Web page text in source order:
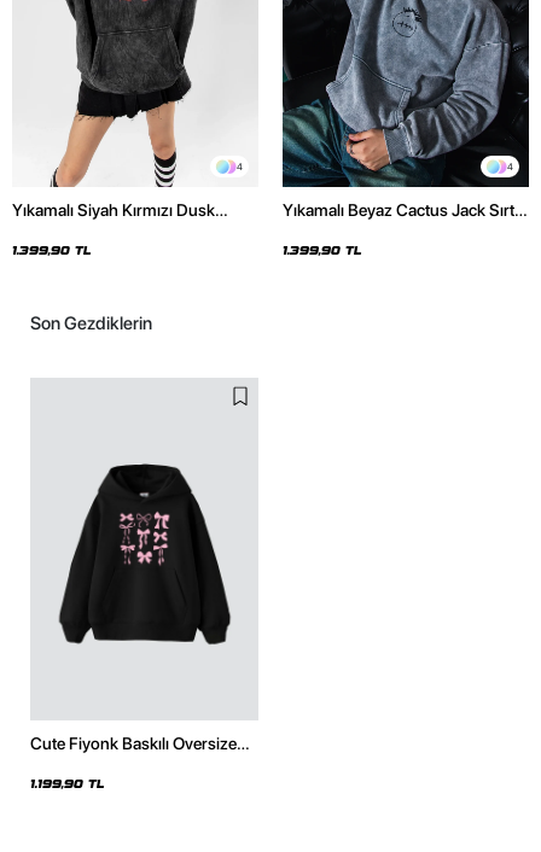
4
Yıkamalı Siyah Kırmızı Dusk
1.399,90 TL
4
Yıkamalı Beyaz Cactus Jack Sırt
1.399,90 TL
Son Gezdiklerin
Cute Fiyonk Baskılı Oversize
1.199,90 TL